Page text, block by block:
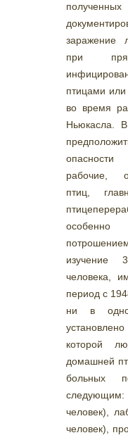
заражение
при
птицами или
во время
Ньюкасла.
опасности
рабочие,
птиц,
особенно
изучение
человека,
период с
ни в
которой
домашней
больных
человек),
человек),